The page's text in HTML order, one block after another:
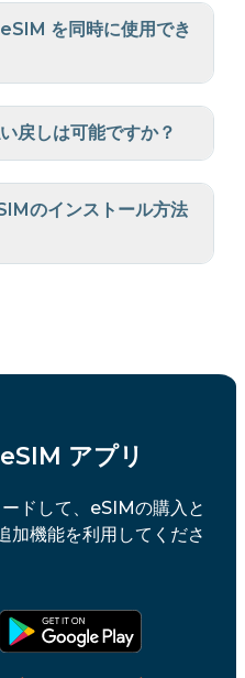
を同時に使用でき
戻しは可能ですか？
のインストール方法
アプリ
ドして、eSIMの購入と
加機能を利用してくださ